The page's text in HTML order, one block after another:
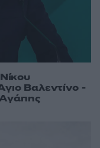
Βαλεντίνο -